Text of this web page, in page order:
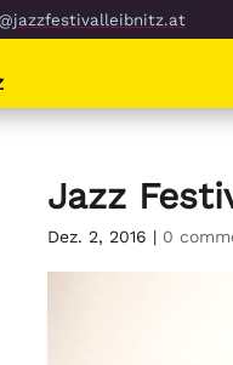
Jazz
Dez. 2, 2016 | 0